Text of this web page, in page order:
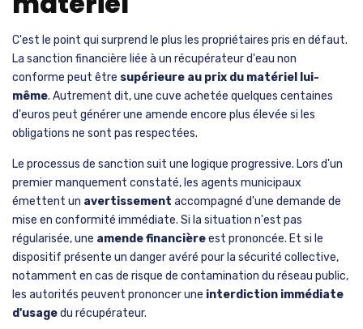
C'est le point qui surprend le plus les propriétaires pris en défaut.
La sanction financière liée à un récupérateur d'eau non
conforme peut être supérieure au prix du matériel lui-
même. Autrement dit, une cuve achetée quelques centaines
d'euros peut générer une amende encore plus élevée si les
obligations ne sont pas respectées.
Le processus de sanction suit une logique progressive. Lors d'un
premier manquement constaté, les agents municipaux
émettent un avertissement accompagné d'une demande de
mise en conformité immédiate. Si la situation n'est pas
régularisée, une amende financièreest prononcée. Et si le
dispositif présente un danger avéré pour la sécurité collective,
notamment en cas de risque de contamination du réseau public,
les autorités peuvent prononcer une interdiction immédiate
d'usagedu récupérateur.